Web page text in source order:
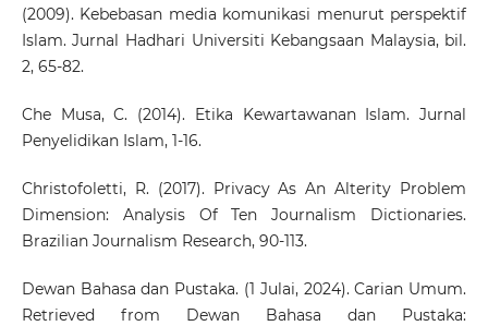
(2009). Kebebasan media komunikasi menurut perspektif
Islam. Jurnal Hadhari Universiti Kebangsaan Malaysia, bil.
2, 65-82.
Che Musa, C. (2014). Etika Kewartawanan Islam. Jurnal
Penyelidikan Islam, 1-16.
Christofoletti, R. (2017). Privacy As An Alterity Problem
Dimension: Analysis Of Ten Journalism Dictionaries.
Brazilian Journalism Research, 90-113.
Dewan Bahasa dan Pustaka. (1 Julai, 2024). Carian Umum.
Retrieved from Dewan Bahasa dan Pustaka: